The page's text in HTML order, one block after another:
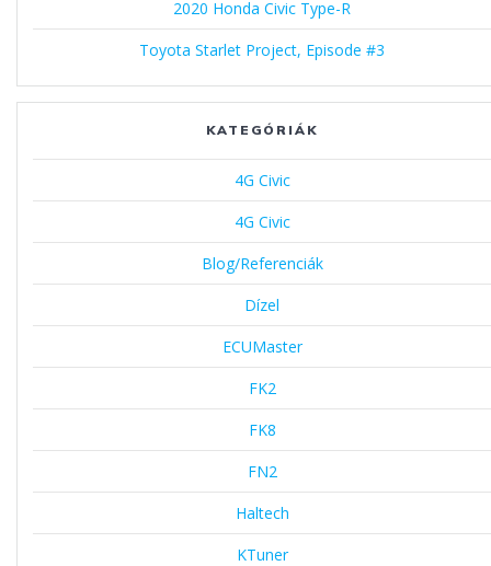
2020 Honda Civic Type-R
Toyota Starlet Project, Episode #3
KATEGÓRIÁK
4G Civic
4G Civic
Blog/Referenciák
Dízel
ECUMaster
FK2
FK8
FN2
Haltech
KTuner